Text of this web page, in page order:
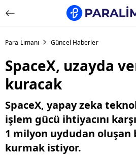
Para Limanı Güncel Haberler
SpaceX, uzayda
kuracak
SpaceX, yapay zeka
işlem gücü ihtiyacını
1 milyon uydudan
kurmak istiyor.